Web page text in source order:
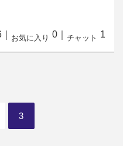
お気に入り 0 チャット 1
3